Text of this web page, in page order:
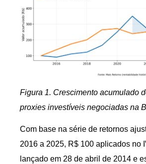
Figura 1. Crescimento acumulado
proxies investíveis negociadas na
Com base na série de retornos
2016 a 2025, R$ 100 aplicados no
lançado em 28 de abril de 2014 e